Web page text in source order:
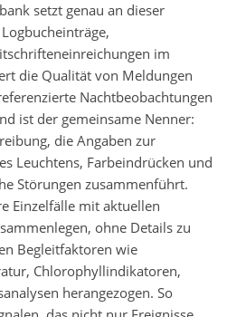
setzt genau an dieser
im
die Qualität von Meldungen
Nachtbeobachtungen
ist der gemeinsame Nenner:
die Angaben zur
Leuchtens, Farbeindrücken und
Störungen zusammenführt.
Einzelfälle mit aktuellen
ohne Details zu
Begleitfaktoren wie
Chlorophyllindikatoren,
herangezogen. So